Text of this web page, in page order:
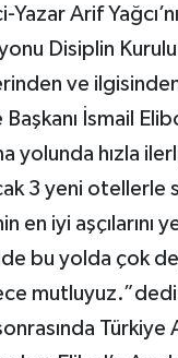
Yazar Arif
Disiplin
ve
Başkanı İsmail
yolunda hızla
3 yeni otellerle
en iyi
bu yolda çok
Türkiye